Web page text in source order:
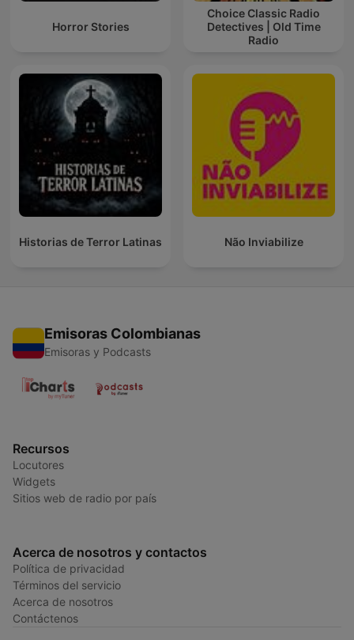
Horror Stories
Choice Classic Radio
Detectives | Old Time
Radio
Historias de Terror Latinas Não Inviabilize
Emisoras Colombianas
Emisoras y Podcasts
Recursos
Locutores
Widgets
Sitios web de radio por país
Acerca de nosotros y contactos
Política de privacidad
Términos del servicio
Acerca de nosotros
Contáctenos